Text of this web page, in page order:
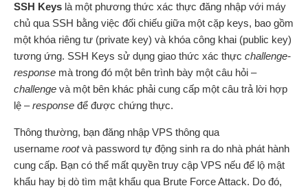
SSH Keys là một phương thức xác thực đăng nhập với máy
chủ qua SSH bằng việc đối chiếu giữa một cặp keys, bao gồm
một khóa riêng tư (private key) và khóa công khai (public key)
tương ứng. SSH Keys sử dụng giao thức xác thực challenge-
response mà trong đó một bên trình bày một câu hỏi –
challenge và một bên khác phải cung cấp một câu trả lời hợp
lệ –response để được chứng thực.
Thông thường, bạn đăng nhập VPS thông qua
username rootvà password tự động sinh ra do nhà phát hành
cung cấp. Bạn có thể mất quyền truy cập VPS nếu để lộ mật
khẩu hay bị dò tìm mật khẩu qua Brute Force Attack. Do đó,